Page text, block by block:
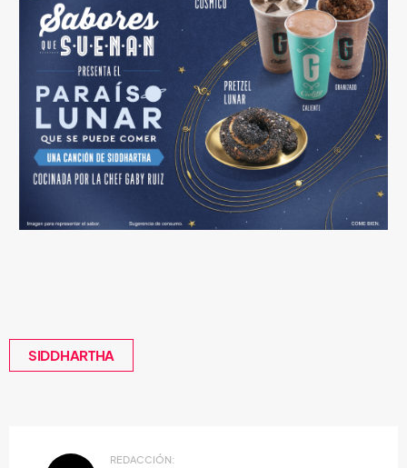
SIDDHARTHA
REDACCIÓN: